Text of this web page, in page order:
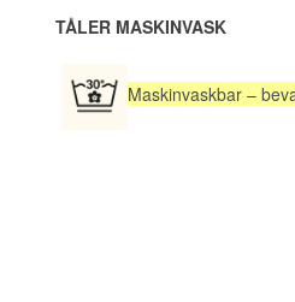
TÅLER MASKINVASK
Maskinvaskbar –